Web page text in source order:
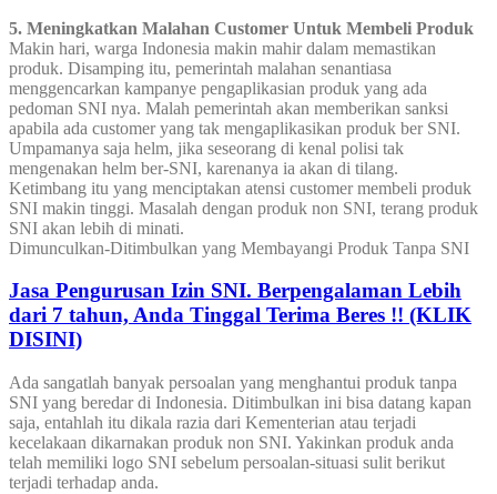
5. Meningkatkan Malahan Customer Untuk Membeli Produk
Makin hari, warga Indonesia makin mahir dalam memastikan
produk. Disamping itu, pemerintah malahan senantiasa
menggencarkan kampanye pengaplikasian produk yang ada
pedoman SNI nya. Malah pemerintah akan memberikan sanksi
apabila ada customer yang tak mengaplikasikan produk ber SNI.
Umpamanya saja helm, jika seseorang di kenal polisi tak
mengenakan helm ber-SNI, karenanya ia akan di tilang.
Ketimbang itu yang menciptakan atensi customer membeli produk
SNI makin tinggi. Masalah dengan produk non SNI, terang produk
SNI akan lebih di minati.
Dimunculkan-Ditimbulkan yang Membayangi Produk Tanpa SNI
Jasa Pengurusan Izin SNI. Berpengalaman Lebih
dari 7 tahun, Anda Tinggal Terima Beres !! (KLIK
DISINI)
Ada sangatlah banyak persoalan yang menghantui produk tanpa
SNI yang beredar di Indonesia. Ditimbulkan ini bisa datang kapan
saja, entahlah itu dikala razia dari Kementerian atau terjadi
kecelakaan dikarnakan produk non SNI. Yakinkan produk anda
telah memiliki logo SNI sebelum persoalan-situasi sulit berikut
terjadi terhadap anda.